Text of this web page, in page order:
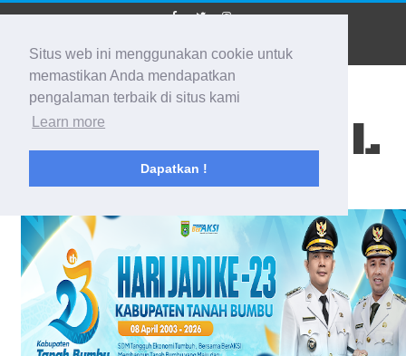
Situs web ini menggunakan cookie untuk
memastikan Anda mendapatkan
pengalaman terbaik di situs kami
Learn more
Dapatkan !
BIDIK KALSEL
Membidik Ke Segala Arah